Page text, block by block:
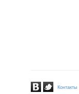
Контакты